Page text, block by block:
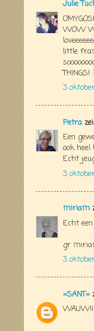
Julie
WOW
little
THINGS!
3
Petra zei
Een
ook
Echt
3
miriam
Echt
gr
3
=SANT=